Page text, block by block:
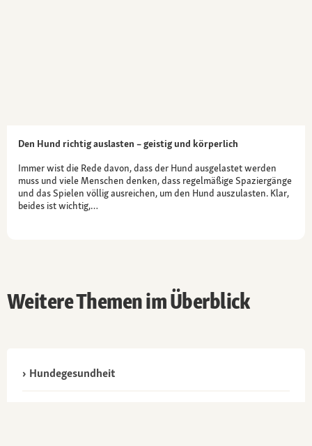
Den Hund richtig auslasten – geistig und körperlich
Immer wist die Rede davon, dass der Hund ausgelastet werden
muss und viele Menschen denken, dass regelmäßige Spaziergänge
und das Spielen völlig ausreichen, um den Hund auszulasten. Klar,
beides ist wichtig,…
Weitere Themen im Überblick
Hundegesundheit